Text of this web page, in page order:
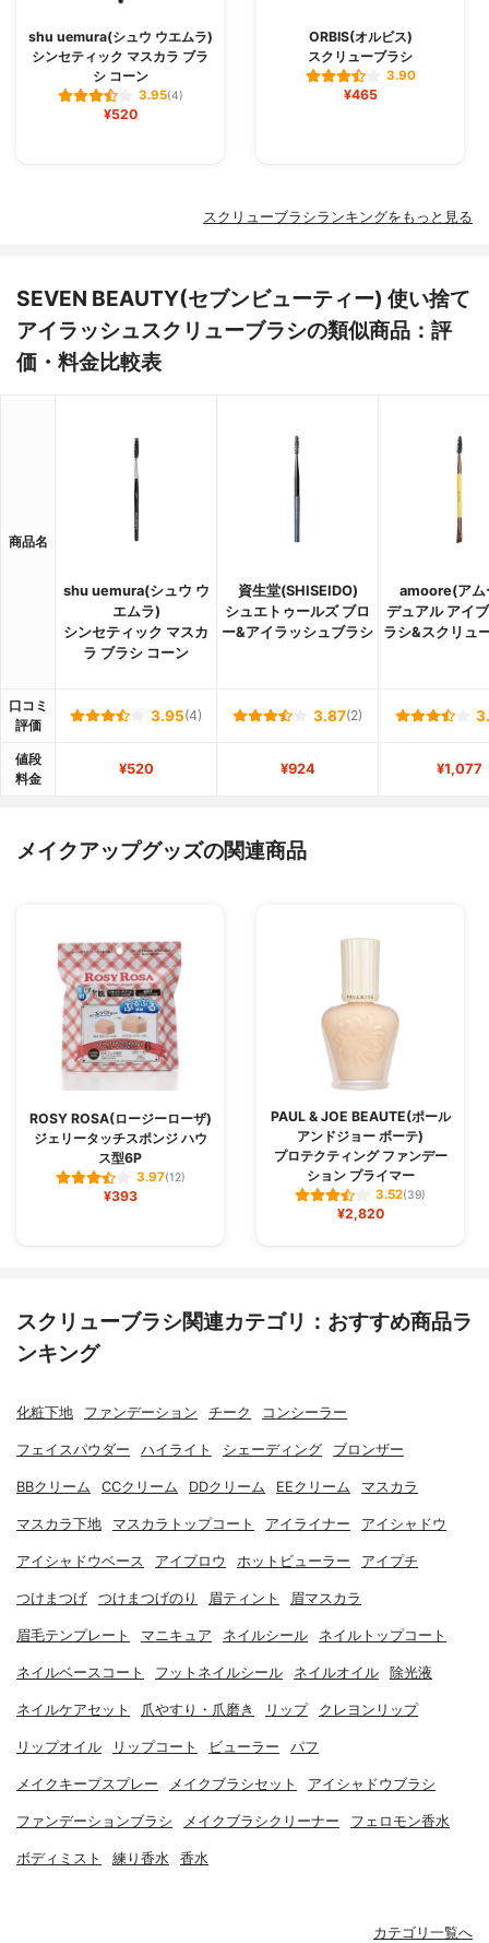
shu uemura(シュウ ウエムラ)
シンセティック マスカラ ブラ
シ コーン
3.95(4)
¥520
ORBIS(オルビス)
スクリューブラシ
3.90
¥465
スクリューブラシランキングをもっと見る
SEVEN BEAUTY(セブンビューティー) 使い捨て
アイラッシュスクリューブラシの類似商品：評
価・料金比較表
商品名
shu uemura(シュウ ウ
エムラ)
シンセティック マスカ
ラ ブラシ コーン
資生堂(SHISEIDO)
シュエトゥールズ ブロ
ー&アイラッシュブラシ
amoore(アム
デュアル アイ
ラシ&スクリュ
口コミ
評価
3.95(4) 3.87(2)
値段
料金
¥520 ¥924 ¥1,077
メイクアップグッズの関連商品
ROSY ROSA(ロージーローザ)
ジェリータッチスポンジ ハウ
ス型6P
3.97(12)
¥393
PAUL & JOE BEAUTE(ポール
アンドジョー ボーテ)
プロテクティング ファンデー
ション プライマー
3.52(39)
¥2,820
スクリューブラシ関連カテゴリ：おすすめ商品ラ
ンキング
化粧下地 ファンデーション チーク コンシーラー
フェイスパウダー ハイライト シェーディング ブロンザー
BBクリーム CCクリーム DDクリーム EEクリーム マスカラ
マスカラ下地 マスカラトップコート アイライナー アイシャドウ
アイシャドウベース アイブロウ ホットビューラー アイプチ
つけまつげ つけまつげのり 眉ティント 眉マスカラ
眉毛テンプレート マニキュア ネイルシール ネイルトップコート
ネイルベースコート フットネイルシール ネイルオイル 除光液
ネイルケアセット 爪やすり・爪磨き リップ クレヨンリップ
リップオイル リップコート ビューラー パフ
メイクキープスプレー メイクブラシセット アイシャドウブラシ
ファンデーションブラシ メイクブラシクリーナー フェロモン香水
ボディミスト 練り香水 香水
カテゴリ一覧へ